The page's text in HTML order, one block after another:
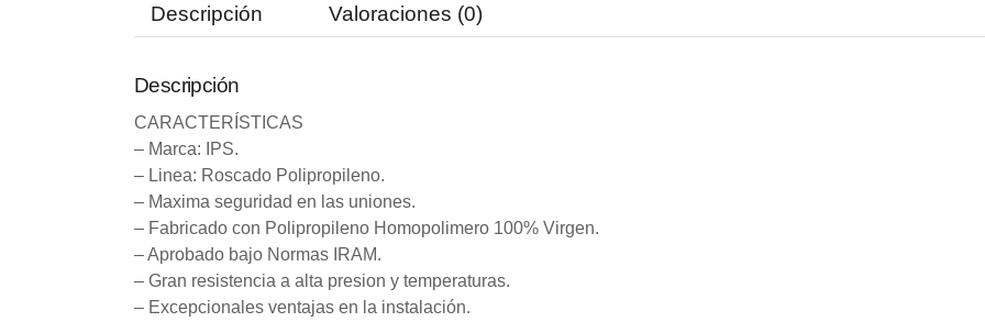
Descripción Valoraciones (0)
Descripción
CARACTERÍSTICAS
– Marca: IPS.
– Linea: Roscado Polipropileno.
– Maxima seguridad en las uniones.
– Fabricado con Polipropileno Homopolimero 100% Virgen.
– Aprobado bajo Normas IRAM.
– Gran resistencia a alta presion y temperaturas.
– Excepcionales ventajas en la instalación.